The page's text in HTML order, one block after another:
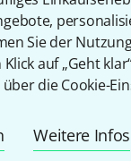
Sie der
auf „Geht
die Cookie-
Weitere Infos
Ø: 31,25 mm
Ø: 47,50 mm
mm